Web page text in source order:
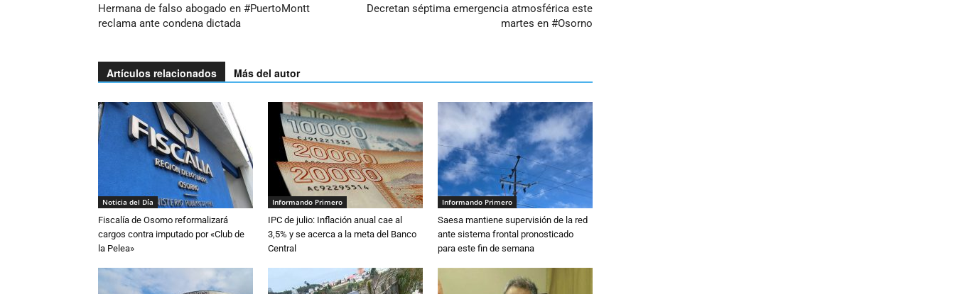
Hermana de falso abogado en #PuertoMontt
reclama ante condena dictada
Decretan séptima emergencia atmosférica este
martes en #Osorno
Artículos relacionados Más del autor
Noticia del Día
Fiscalía de Osorno reformalizará
cargos contra imputado por «Club de
la Pelea»
Informando Primero
IPC de julio: Inflación anual cae al
3,5% y se acerca a la meta del Banco
Central
Informando Primero
Saesa mantiene supervisión de la red
ante sistema frontal pronosticado
para este fin de semana